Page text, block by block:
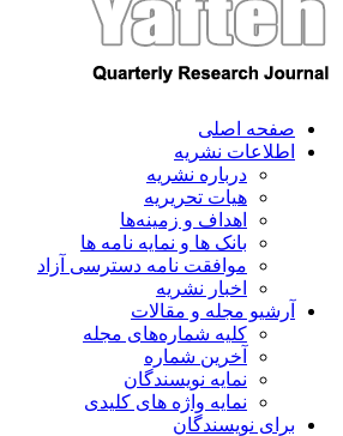
صفحه اصلی
اطلاعات نشریه
درباره نشریه
هیات تحریریه
اهداف و زمینه‌ها
بانک ها و نمایه نامه ها
موافقت نامه دسترسی آزاد
اخبار نشریه
آرشیو مجله و مقالات
کلیه شماره‌های مجله
آخرین شماره
نمایه نویسندگان
نمایه واژه های کلیدی
برای نویسندگان